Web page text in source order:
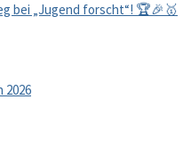
bei „Jugend forscht“! 🏆🎉🥇
2026